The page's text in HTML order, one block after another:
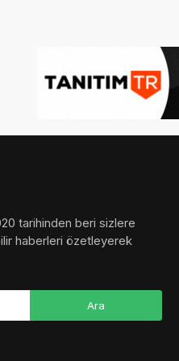
tarihinden beri sizlere
haberleri özetleyerek